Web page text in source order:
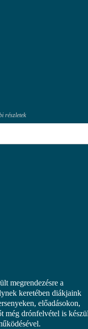
részletek
megrendezésre a
keretében diákjaink
előadásokon,
még drónfelvétel is